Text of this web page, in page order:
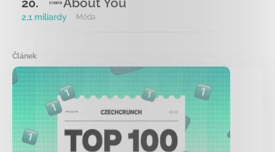
2,1 miliardy Móda
Článek